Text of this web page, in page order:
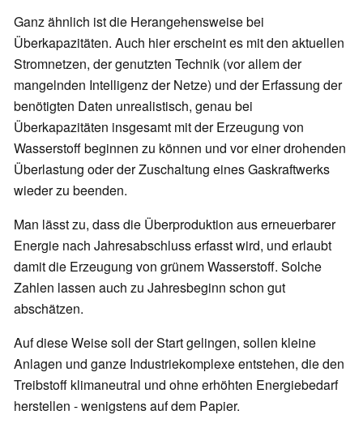
Ganz ähnlich ist die Herangehensweise bei
Überkapazitäten. Auch hier erscheint es mit den aktuellen
Stromnetzen, der genutzten Technik (vor allem der
mangelnden Intelligenz der Netze) und der Erfassung der
benötigten Daten unrealistisch, genau bei
Überkapazitäten insgesamt mit der Erzeugung von
Wasserstoff beginnen zu können und vor einer drohenden
Überlastung oder der Zuschaltung eines Gaskraftwerks
wieder zu beenden.
Man lässt zu, dass die Überproduktion aus erneuerbarer
Energie nach Jahresabschluss erfasst wird, und erlaubt
damit die Erzeugung von grünem Wasserstoff. Solche
Zahlen lassen auch zu Jahresbeginn schon gut
abschätzen.
Auf diese Weise soll der Start gelingen, sollen kleine
Anlagen und ganze Industriekomplexe entstehen, die den
Treibstoff klimaneutral und ohne erhöhten Energiebedarf
herstellen - wenigstens auf dem Papier.